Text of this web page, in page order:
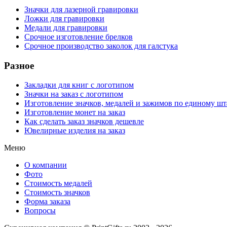
Значки для лазерной гравировки
Ложки для гравировки
Медали для гравировки
Срочное изготовление брелков
Срочное производство заколок для галстука
Разное
Закладки для книг с логотипом
Значки на заказ с логотипом
Изготовление значков, медалей и зажимов по единому
Изготовление монет на заказ
Как сделать заказ значков дешевле
Ювелирные изделия на заказ
Меню
О компании
Фото
Стоимость медалей
Стоимость значков
Форма заказа
Вопросы